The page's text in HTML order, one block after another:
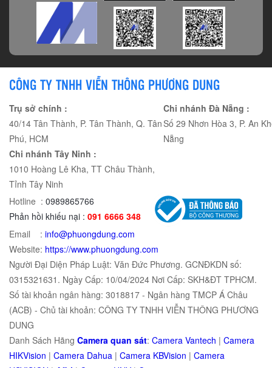
CÔNG TY TNHH VIỄN THÔNG PHƯƠNG DUNG
Trụ sở chính :
40/14 Tân Thành, P. Tân Thành, Q. Tân
Phú, HCM
Chi nhánh Đà Nẵng :
Số 29 Nhơn Hòa 3, P. An
Nẵng
Chi nhánh Tây Ninh :
1010 Hoàng Lê Kha, TT Châu Thành,
Tỉnh Tây Ninh
Hotline : 0989865766
Phản hồi khiếu nại : 091 6666 348
Email : info@phuongdung.com
Website: https://www.phuongdung.com
Người Đại Diện Pháp Luật: Văn Đức Phương. GCNĐKDN số:
0315321631. Ngày Cấp: 10/04/2024 Nơi Cấp: SKH&ĐT TPHCM.
Số tài khoản ngân hàng: 3018817 - Ngân hàng TMCP Á Châu
(ACB) - Chủ tài khoản: CÔNG TY TNHH VIỄN THÔNG PHƯƠNG
DUNG
Danh Sách Hãng Camera quan sát: Camera Vantech | Camera
HIKVision | Camera Dahua | Camera KBVision | Camera